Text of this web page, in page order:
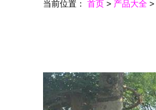
当前位置： 首页 > 产品大全 >